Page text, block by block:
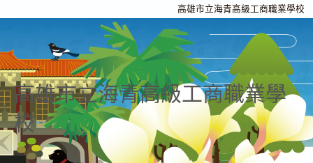
高雄市立海青高級工商職業學校
高雄市立海青高級工商職業學
校